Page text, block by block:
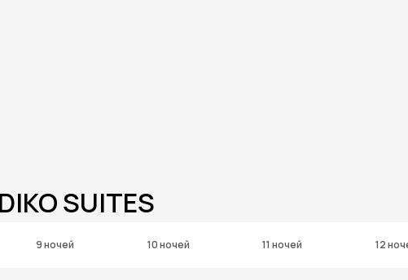
SUITES
9 ночей 10 ночей 11 ночей 12